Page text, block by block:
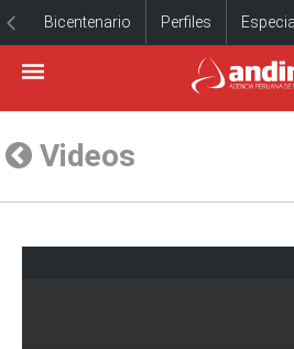
Bicentenario Perfiles
Videos